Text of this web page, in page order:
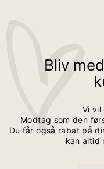
Bliv
Vi
Modtag som den
Du får også rabat på
kan altid